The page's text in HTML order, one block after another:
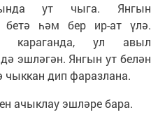
ут чыга. Янгын
бетә һәм бер ир-ат үлә.
караганда, ул авыл
эшләгән. Янгын ут белән
дип фаразлана.
ачыклау эшләре бара.